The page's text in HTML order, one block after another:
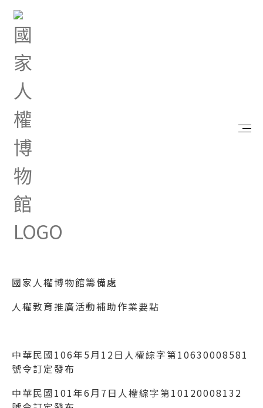
首頁
人權教育推廣活動補助作業
要點[106.05.12起適用]
國家人權博物館籌備處
人權教育推廣活動補助作業要點
中華民國106年5月12日人權綜字第10630008581
號令訂定發布
中華民國101年6月7日人權綜字第10120008132